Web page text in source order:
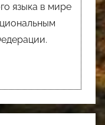
языка в мире